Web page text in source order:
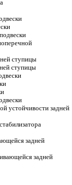
ступицы
ступицы
устойчивости задней
задней
задней